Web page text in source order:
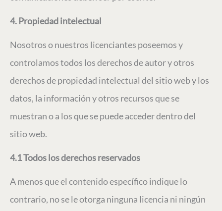
4. Propiedad intelectual
Nosotros o nuestros licenciantes poseemos y
controlamos todos los derechos de autor y otros
derechos de propiedad intelectual del sitio web y los
datos, la información y otros recursos que se
muestran o a los que se puede acceder dentro del
sitio web.
4.1 Todos los derechos reservados
A menos que el contenido específico indique lo
contrario, no se le otorga ninguna licencia ni ningún